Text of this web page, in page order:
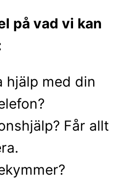
på vad vi kan
hjälp med din
Får allt